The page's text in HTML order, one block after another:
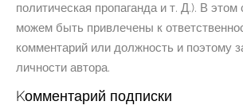
политическая пропаганда и т. Д.). В
можем быть привлечены к
комментарий или должность и поэтому
личности автора.
Kомментарий подписки